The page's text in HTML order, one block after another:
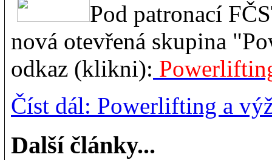
Pod patronací
nová otevřená skupina
odkaz (klikni):
Číst dál: Powerlifting a
Další články...